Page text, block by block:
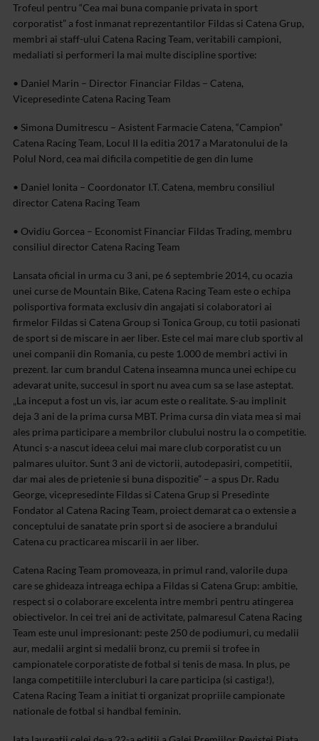
Trofeul pentru “Cea mai buna companie privata in sport
corporatist” a fost inmanat reprezentantilor Fildas si Catena Grup,
membri ai staff-ului Catena Racing Team, veritabili campioni,
medaliati si performeri la mai multe discipline sportive:
• Daniel Marin – Director Financiar Fildas – Catena,
Vicepresedinte Catena Racing Team
• Simona Dumitrescu – Asistent Farmacie Catena, “Campion”
Catena Racing Team, Locul II la editia 2017 a Maratonului de la
Polul Nord, cea mai dificila competitie de gen din lume
• Daniel Ionita – Coordonator I.T. Catena, membru consiliul
director Catena Racing Team
• Ovidiu Gorcea – Economist Financiar Fildas Trading, membru
consiliul director Catena Racing Team
Lansata oficial in urma cu 3 ani, pe 6 septembrie 2014, cu ocazia
unei curse de Mountain Bike, Catena Racing Team este o echipa
polisportiva formata exclusiv din angajati si colaboratori ai
firmelor Fildas si Catena Group si Tonica Group, cu totii pasionati
de sport si de miscare in aer liber. Este cel mai mare club sportiv al
unei companii din Romania, cu peste 1.000 de membri activi in
prezent. Iar cum brandul Catena inseamna munca unei echipe cu
adevarat unite, succesul in sport nu avea cum sa se lase asteptat.
„La inceput a fost un vis, iar acum este o realitate. S-au implinit
deja 3 ani de la prima cursa MBT. Prima cursa din viata mea si mai
ales prima participare a membrilor clubului nostru la o competitie.
Atunci s-a nascut ideea celui mai mare club corporatist cu un
palmares uluitor. Sunt 3 ani de victorii, autodepasiri, competitii,
dar mai ales de prietenie si buna dispozitie” – a spus Dr. Radu
George, vicepresedinte Fildas si Catena Grup si Presedinte
Fondator al Catena Racing Team, proiect demarat ca o extensie a
conceptului de sanatate prin sport si de asociere a brandului
Catena cu practicarea miscarii in aer liber.
Catena Racing Team promoveaza, in primul rand, valorile dupa
care se ghideaza intreaga echipa a Fildas si Catena Grup: ambitie,
respect si o colaborare excelenta intre membri pentru atingerea
obiectivelor. In cei trei ani de activitate, palmaresul Catena Racing
Team este unul impresionant: peste 250 de podiumuri, cu medalii
aur, medalii argint si medalii bronz, cu premii si trofee in
campionatele corporatiste de fotbal si tenis de masa. In plus, pe
langa competitiile intercluburi la care participa (si castiga!),
Catena Racing Team a initiat ti organizat propriile campionate
nationale de fotbal si handbal feminin.